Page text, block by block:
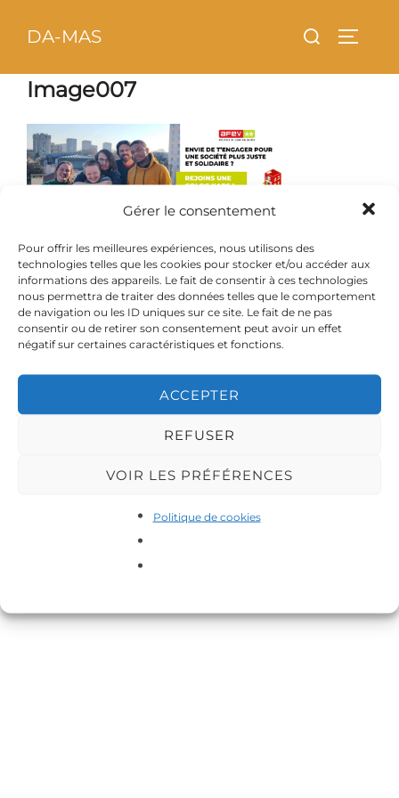
Gérer le consentement
Pour offrir les meilleures expériences, nous utilisons des
technologies telles que les cookies pour stocker et/ou accéder aux
informations des appareils. Le fait de consentir à ces technologies
nous permettra de traiter des données telles que le comportement
de navigation ou les ID uniques sur ce site. Le fait de ne pas
consentir ou de retirer son consentement peut avoir un effet
négatif sur certaines caractéristiques et fonctions.
ACCEPTER
REFUSER
VOIR LES PRÉFÉRENCES
Politique de cookies
DA-MAS Rechercher :
Image007
Copyright © 2026 DA-MAS
Inspiro ThemeparWPZOOM